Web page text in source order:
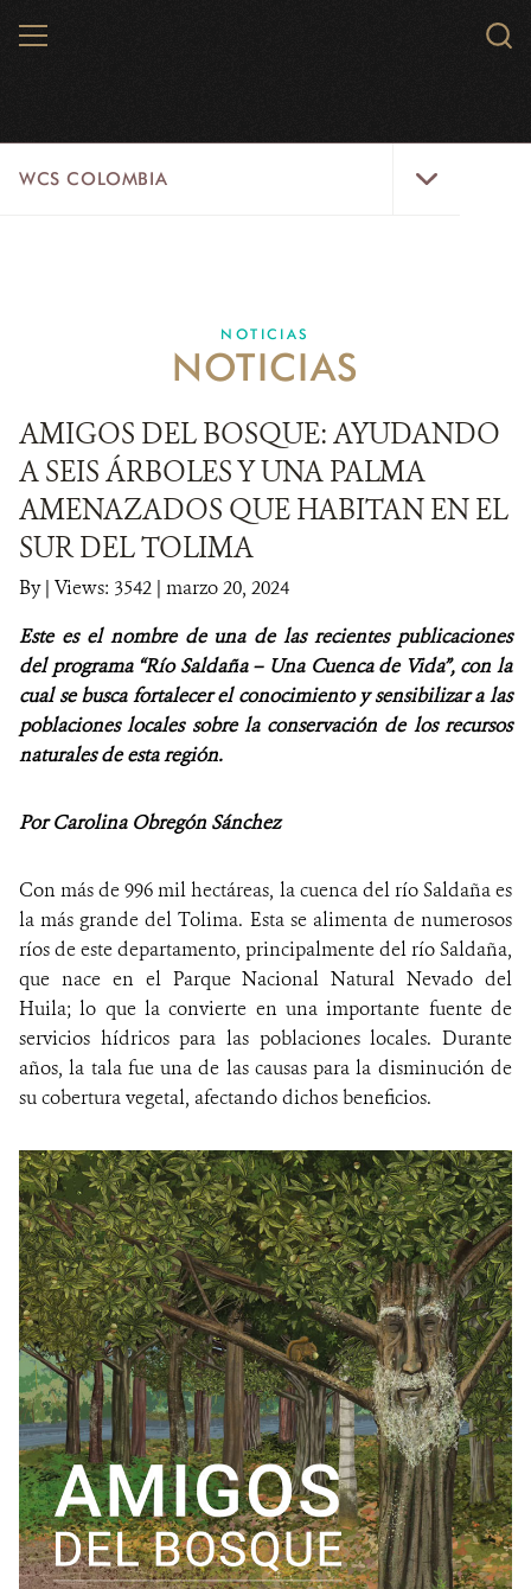
MENU
WCS COLOMBIA
EJES ESTRATÉGICOS
LÍNEAS DE ACCIÓN
MICROSITIOS
NOTICIAS
WCS VISUAL
PUBLICACIONES
ALIADOS Y ALIANZAS
MECANISMO DE ATENCIÓN DE QUEJAS Y RECLAMOS
DONA
NOTICIAS
NOTICIAS
AMIGOS DEL BOSQUE: AYUDANDO
A SEIS ÁRBOLES Y UNA PALMA
AMENAZADOS QUE HABITAN EN EL
SUR DEL TOLIMA
By| Views: 3542 | marzo 20, 2024
Este es el nombre de una de las recientes publicaciones
del programa “Río Saldaña – Una Cuenca de Vida”, con la
cual se busca fortalecer el conocimiento y sensibilizar a las
poblaciones locales sobre la conservación de los recursos
naturales de esta región.
Por Carolina Obregón Sánchez
Con más de 996 mil hectáreas, la cuenca del río Saldaña es
la más grande del Tolima. Esta se alimenta de numerosos
ríos de este departamento, principalmente del río Saldaña,
que nace en el Parque Nacional Natural Nevado del
Huila; lo que la convierte en una importante fuente de
servicios hídricos para las poblaciones locales. Durante
años, la tala fue una de las causas para la disminución de
su cobertura vegetal, afectando dichos beneficios.